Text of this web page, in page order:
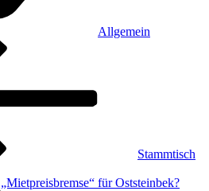
Allgemein
Stammtisch
für Oststeinbek?